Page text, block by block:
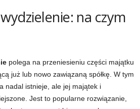
na czym
polega na przeniesieniu części majątku
już lub nowo zawiązaną spółkę. W tym
nadal istnieje, ale jej majątek i
Jest to popularne rozwiązanie,